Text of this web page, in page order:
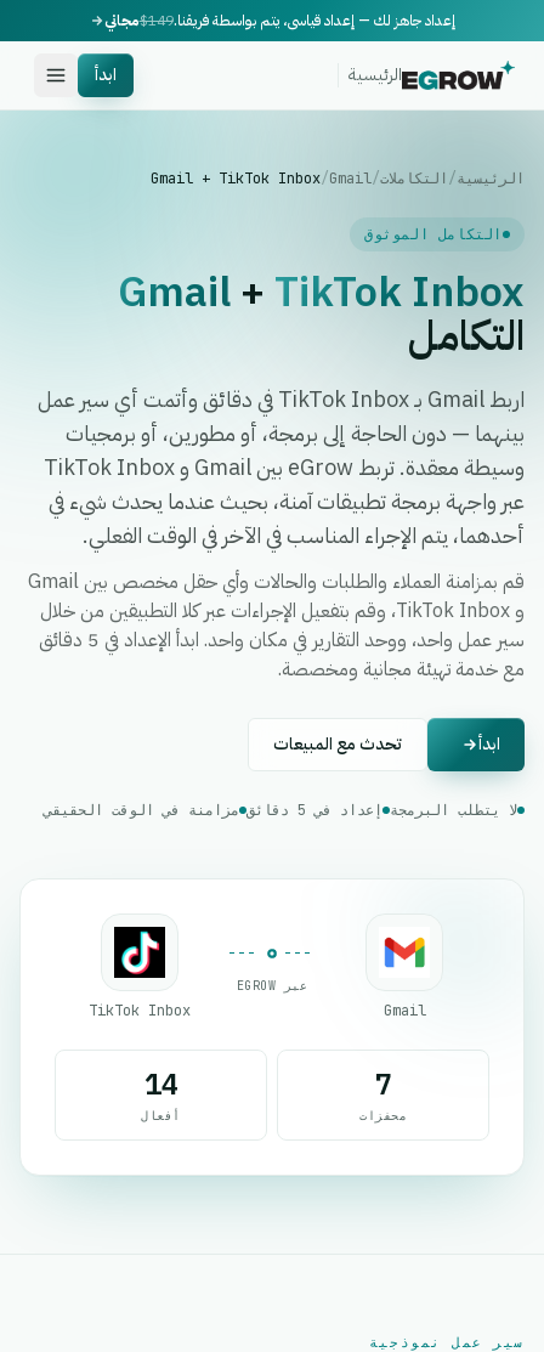
إعداد جاهز لك — إعداد قياسي، يتم بواسطة فريقنا.$149مجاني
الرئيسية ابدأ
الرئيسية/ التكاملات/
Gmail
/
Gmail + TikTok Inbox
التكامل الموثوق
Gmail+ TikTok Inbox
التكامل
اربط Gmail بـ TikTok Inbox في دقائق وأتمت أي سير عمل
بينهما — دون الحاجة إلى برمجة، أو مطورين، أو برمجيات
وسيطة معقدة. تربط eGrow بين Gmail و TikTok Inbox
عبر واجهة برمجة تطبيقات آمنة، بحيث عندما يحدث شيء في
أحدهما، يتم الإجراء المناسب في الآخر في الوقت الفعلي.
قم بمزامنة العملاء والطلبات والحالات وأي حقل مخصص بين Gmail
و TikTok Inbox، وقم بتفعيل الإجراءات عبر كلا التطبيقين من خلال
سير عمل واحد، ووحد التقارير في مكان واحد. ابدأ الإعداد في 5 دقائق
مع خدمة تهيئة مجانية ومخصصة.
ابدأ تحدث مع المبيعات
لا يتطلب البرمجة إعداد في 5 دقائق مزامنة في الوقت الحقيقي
Gmail
عبر EGROW
TikTok Inbox
7
محفزات
14
أفعال
سير عمل نموذجية